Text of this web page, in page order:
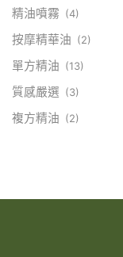
精油噴霧 (4)
按摩精華油 (2)
單方精油 (13)
質感嚴選 (3)
複方精油 (2)